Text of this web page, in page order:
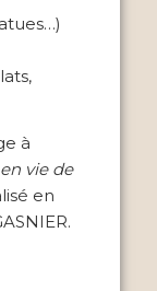
à
vie de
en